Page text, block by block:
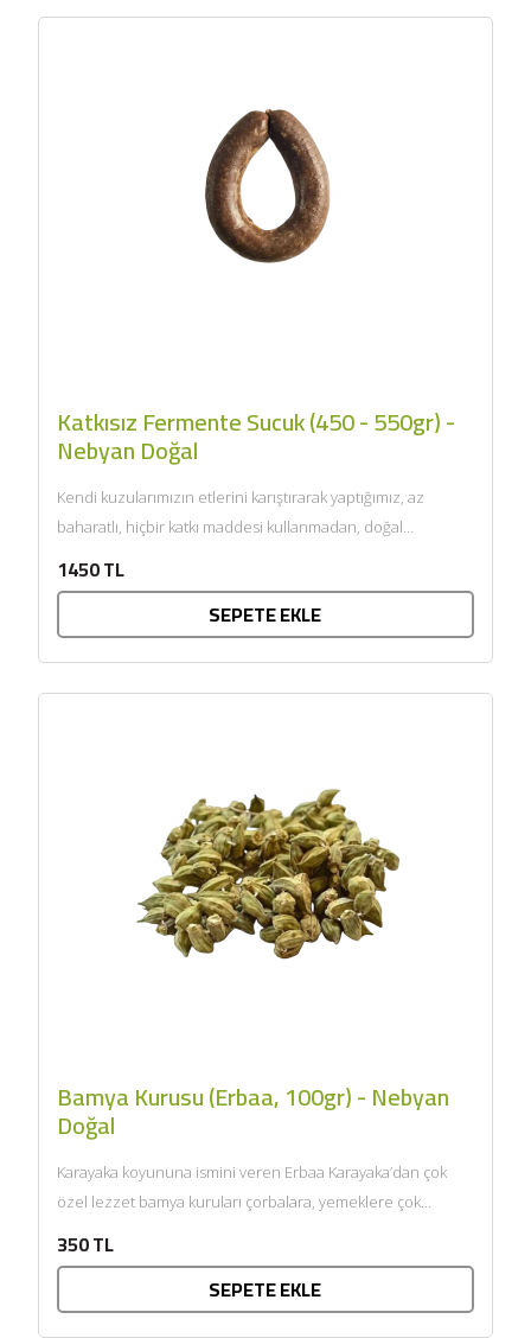
Katkısız Fermente Sucuk (450 - 550gr) -
Nebyan Doğal
Kendi kuzularımızın etlerini karıştırarak yaptığımız, az
baharatlı, hiçbir katkı maddesi kullanmadan, doğal
1450 TL
SEPETE EKLE
Bamya Kurusu (Erbaa, 100gr) - Nebyan
Doğal
Karayaka koyununa ismini veren Erbaa Karayaka’dan çok
özel lezzet bamya kuruları çorbalara, yemeklere çok
350 TL
SEPETE EKLE